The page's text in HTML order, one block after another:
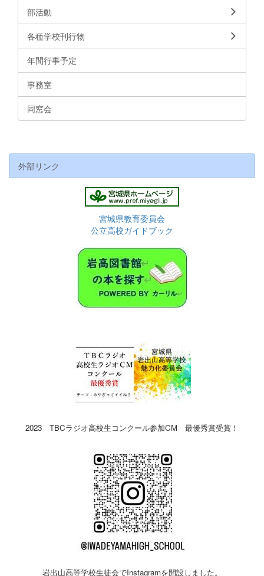
部活動
各種学校刊行物
年間行事予定
事務室
同窓会
外部リンク
宮城県教育委員会
公立高校ガイドブック
2023 TBCラジオ高校生コンクール参加CM 最優秀賞受賞！
岩出山高等学校生徒会でInstagramを開設しました。